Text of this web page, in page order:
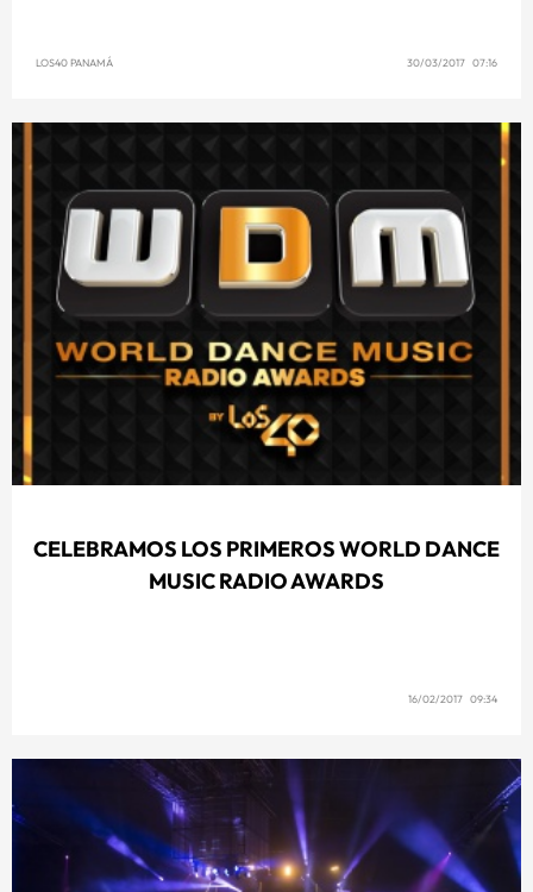
LOS40 PANAMÁ 30/03/2017 07:16
CELEBRAMOS LOS PRIMEROS WORLD DANCE
MUSIC RADIO AWARDS
16/02/2017 09:34